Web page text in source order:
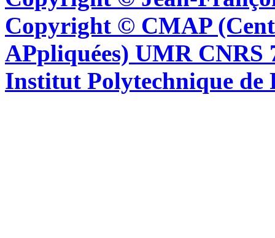
Copyright © CMAP
APpliquées) UMR CNRS
Institut Polytechnique de